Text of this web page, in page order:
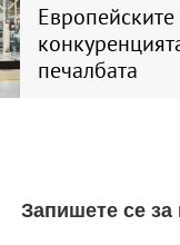
печалбата